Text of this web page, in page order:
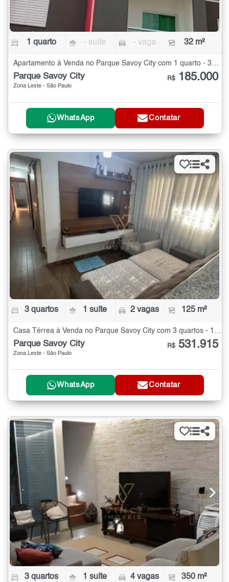
1 quarto - suíte - vaga 32 m²
Apartamento à Venda no Parque Savoy City com 1 quarto - 32 m²
Parque Savoy City
Zona Leste - São Paulo
R$ 185.000
WhatsApp Contatar
3 quartos 1 suíte 2 vagas 125 m²
Parque Savoy City
Zona Leste - São Paulo
R$ 531.915
WhatsApp Contatar
3 quartos 1 suíte 4 vagas 350 m²